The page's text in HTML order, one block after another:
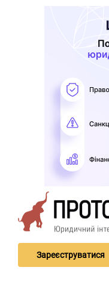
Зареєструватися